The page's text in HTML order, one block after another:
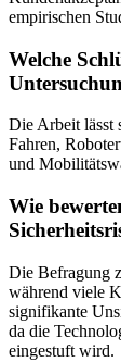
empirischen
Welche
Die Arbeit lässt
Fahren,
und
Wie
Die Befragung
während viele
signifikante
da die
eingestuft wird.